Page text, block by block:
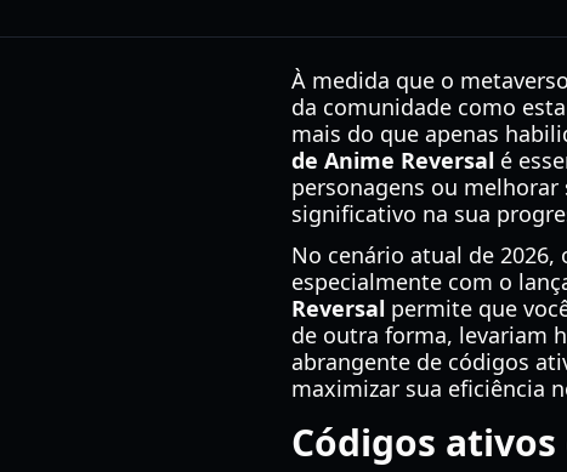
À medida que o
da comunidade como
mais do que apenas
de Anime Reversal é
personagens ou
significativo na sua
No cenário atual de
especialmente com o
Reversal permite que
de outra forma, levariam
abrangente de códigos
maximizar sua eficiência
Códigos